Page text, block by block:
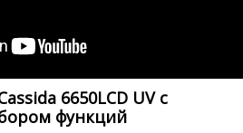
6650LCD UV с
функций